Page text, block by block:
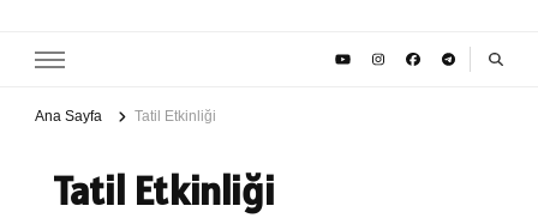
Ana Sayfa Tatil Etkinliği
Tatil Etkinliği